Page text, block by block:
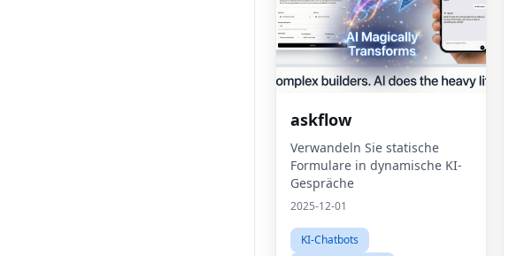
askflow
Verwandeln Sie statische
Formulare in dynamische KI-
Gespräche
2025-12-01
KI-Chatbots